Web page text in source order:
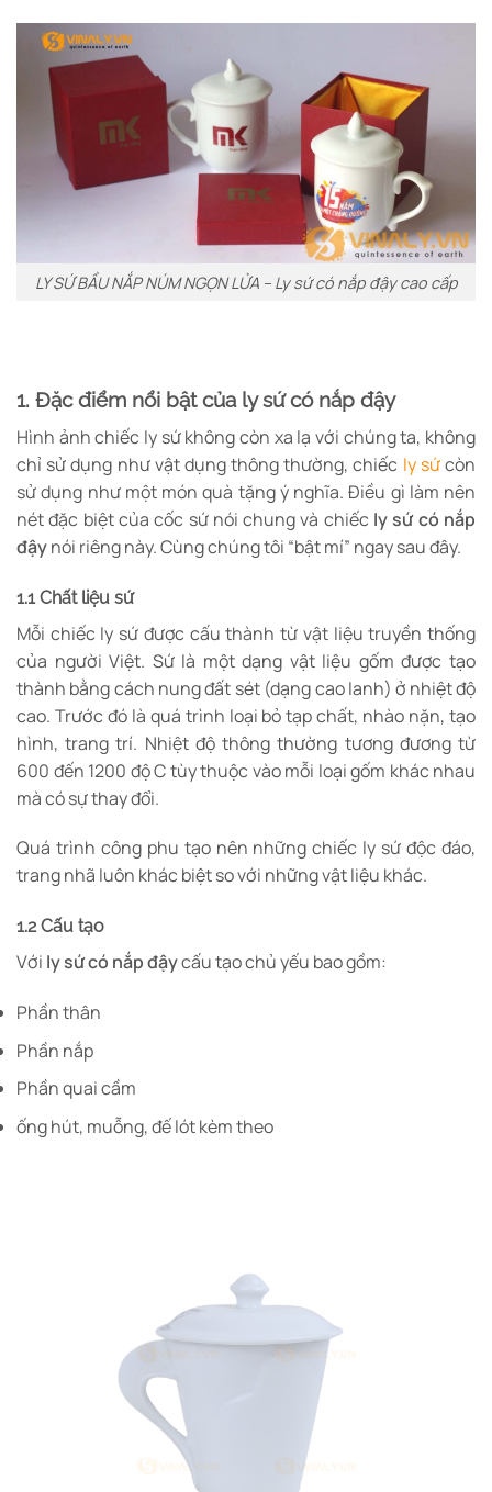
LY SỨ BẦU NẮP NÚM NGỌN LỬA – Ly sứ có nắp đậy cao cấp
1. Đặc điểm nổi bật của ly sứ có nắp đậy
Hình ảnh chiếc ly sứ không còn xa lạ với chúng ta, không
chỉ sử dụng như vật dụng thông thường, chiếc ly sứcòn
sử dụng như một món quà tặng ý nghĩa. Điều gì làm nên
nét đặc biệt của cốc sứ nói chung và chiếc ly sứ có nắp
đậynói riêngnày. Cùng chúng tôi “bật mí” ngay sau đây.
1.1 Chất liệu sứ
Mỗi chiếc ly sứ được cấu thành từ vật liệu truyền thống
của người Việt. Sứ là một dạng vật liệu gốm được tạo
thành bằng cách nung đất sét (dạng cao lanh) ở nhiệt độ
cao. Trước đó là quá trình loại bỏ tạp chất, nhào nặn, tạo
hình, trang trí. Nhiệt độ thông thường tương đương từ
600 đến 1200 độ C tùy thuộc vào mỗi loại gốm khác nhau
mà có sự thay đổi.
Quá trình công phu tạo nên những chiếc ly sứ độc đáo,
trang nhã luôn khác biệt so với những vật liệu khác.
1.2 Cấu tạo
Với ly sứ có nắp đậycấu tạo chủ yếu bao gồm:
Phần thân
Phần nắp
Phần quai cầm
ống hút, muỗng, đế lót kèm theo